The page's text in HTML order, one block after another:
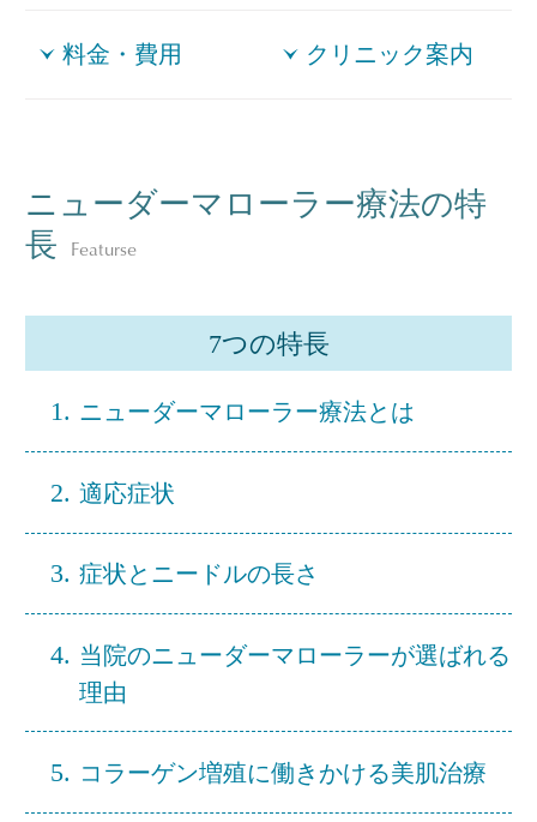
料金・費用 クリニック案内
ニューダーマローラー療法の特
長 Featurse
7つの特長
1. ニューダーマローラー療法とは
2. 適応症状
3. 症状とニードルの長さ
4. 当院のニューダーマローラーが選ばれる
理由
5. コラーゲン増殖に働きかける美肌治療